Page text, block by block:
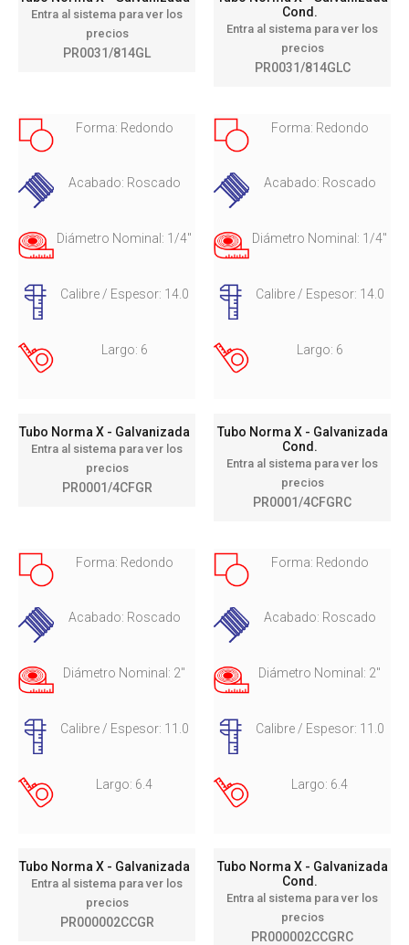
Entra al sistema para ver los
precios
PR0031/814GL
Cond.
Entra al sistema para ver los
precios
PR0031/814GLC
Forma: Redondo
Acabado: Roscado
Diámetro Nominal: 1/4"
Calibre / Espesor: 14.0
Largo: 6
Tubo Norma X - Galvanizada
Entra al sistema para ver los
precios
PR0001/4CFGR
Forma: Redondo
Acabado: Roscado
Diámetro Nominal: 1/4"
Calibre / Espesor: 14.0
Largo: 6
Tubo Norma X - Galvanizada
Cond.
Entra al sistema para ver los
precios
PR0001/4CFGRC
Forma: Redondo
Acabado: Roscado
Diámetro Nominal: 2"
Calibre / Espesor: 11.0
Largo: 6.4
Tubo Norma X - Galvanizada
Entra al sistema para ver los
precios
PR000002CCGR
Forma: Redondo
Acabado: Roscado
Diámetro Nominal: 2"
Calibre / Espesor: 11.0
Largo: 6.4
Tubo Norma X - Galvanizada
Cond.
Entra al sistema para ver los
precios
PR000002CCGRC